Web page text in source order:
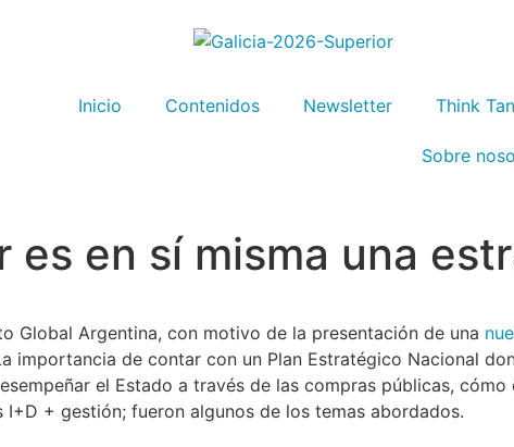
Inicio Contenidos Newsletter Think
Sobre
es en sí misma una
Global Argentina, con motivo de la presentación de una
importancia de contar con un Plan Estratégico Nacional
el Estado a través de las compras públicas,
+ gestión; fueron algunos de los temas abordados.